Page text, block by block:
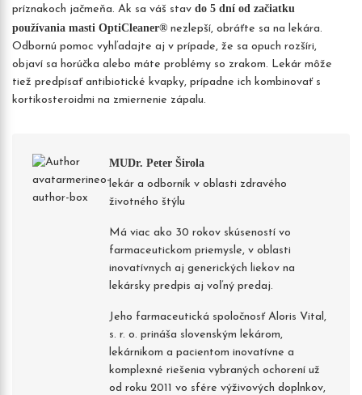
príznakoch jačmeňa. Ak sa váš stav do 5 dní od začiatku
používania masti OptiCleaner® nezlepší, obráťte sa na lekára.
Odbornú pomoc vyhľadajte aj v prípade, že sa opuch rozšíri,
objaví sa horúčka alebo máte problémy so zrakom. Lekár môže
tiež predpísať antibiotické kvapky, prípadne ich kombinovať s
kortikosteroidmi na zmiernenie zápalu.
MUDr. Peter Širola
lekár a odborník v oblasti zdravého
životného štýlu
Má viac ako 30 rokov skúseností vo
farmaceutickom priemysle, v oblasti
inovatívnych aj generických liekov na
lekársky predpis aj voľný predaj.
Jeho farmaceutická spoločnosť Aloris Vital,
s. r. o. prináša slovenským lekárom,
lekárnikom a pacientom inovatívne a
komplexné riešenia vybraných ochorení už
od roku 2011 vo sfére výživových doplnkov,